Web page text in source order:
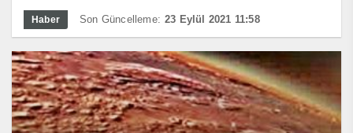
Haber Son Güncelleme: 23 Eylül 2021 11:58